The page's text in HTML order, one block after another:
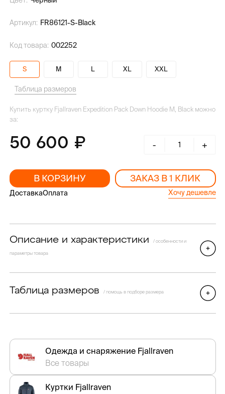
Артикул: FR86121-S-Black
Код товара: 002252
S M L XL XXL
Таблица размеров
Купить куртку Fjallraven Expedition Pack Down Hoodie M, Black можно
за:
50 600 - +
В КОРЗИНУ ЗАКАЗ В 1 КЛИК
ДоставкаОплата Хочу дешевле
Описание и характеристики / особенности и
параметры товара
Таблица размеров / помощь в подборе размера
Одежда и снаряжение Fjallraven
Все товары
Куртки Fjallraven